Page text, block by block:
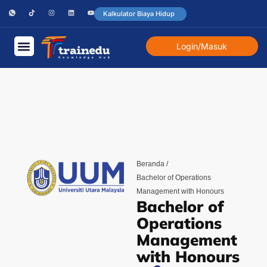
Kalkulator Biaya Hidup
Login/Masuk
Beranda /
Bachelor of Operations
Management with Honours
Bachelor of
Operations
Management
with Honours